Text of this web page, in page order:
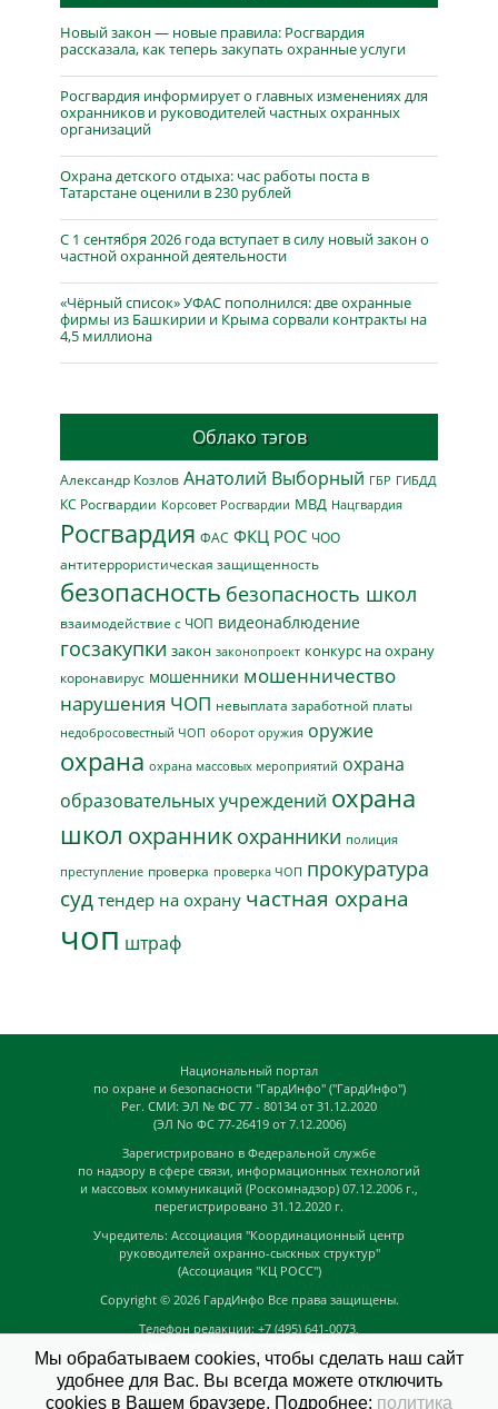
Новый закон — новые правила: Росгвардия
рассказала, как теперь закупать охранные услуги
Росгвардия информирует о главных изменениях для
охранников и руководителей частных охранных
организаций
Охрана детского отдыха: час работы поста в
Татарстане оценили в 230 рублей
С 1 сентября 2026 года вступает в силу новый закон о
частной охранной деятельности
«Чёрный список» УФАС пополнился: две охранные
фирмы из Башкирии и Крыма сорвали контракты на
4,5 миллиона
Облако тэгов
Александр Козлов Анатолий Выборный ГБР ГИБДД
КС Росгвардии Корсовет Росгвардии МВД Нацгвардия
Росгвардия ФАС ФКЦ РОС ЧОО
антитеррористическая защищенность
безопасность безопасность школ
взаимодействие с ЧОП видеонаблюдение
госзакупки закон законопроект конкурс на охрану
коронавирус мошенники мошенничество
нарушения ЧОП невыплата заработной платы
недобросовестный ЧОП оборот оружия оружие
охрана охрана массовых мероприятий охрана
образовательных учреждений охрана
школ охранник охранники полиция
преступление проверка проверка ЧОП прокуратура
суд тендер на охрану частная охрана
чоп штраф
Национальный портал
по охране и безопасности "ГардИнфо" ("ГардИнфо")
Рег. СМИ: ЭЛ № ФС 77 - 80134 от 31.12.2020
(ЭЛ No ФС 77-26419 от 7.12.2006)
Зарегистрировано в Федеральной службе
по надзору в сфере связи, информационных технологий
и массовых коммуникаций (Роскомнадзор) 07.12.2006 г.,
перегистрировано 31.12.2020 г.
Учредитель: Ассоциация "Координационный центр
руководителей охранно-сыскных структур"
(Ассоциация "КЦ РОСС")
Copyright © 2026 ГардИнфо Все права защищены.
Телефон редакции: +7 (495) 641-0073,
news@guardinfo.online
Главный редактор: Кузьмин Д.А.
Мы обрабатываем cookies, чтобы сделать наш сайт
удобнее для Вас. Вы всегда можете отключить
cookies в Вашем браузере. Подробнее: политика